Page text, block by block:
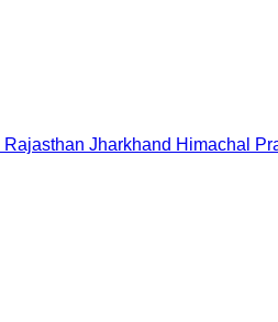
Rajasthan Jharkhand Himachal